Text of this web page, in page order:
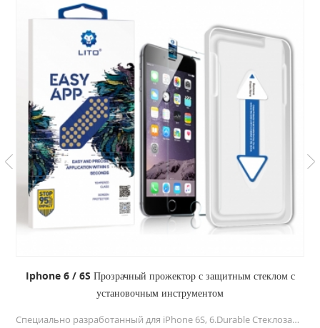
Iphone 6 / 6S Прозрачный прожектор с защитным стеклом с
установочным инструментом
Специально разработанный для iPhone 6S, 6.Durable Стеклозащитный экран с высокой прозрачностью + Рамка выравнивания обеспечивает плавный монтаж.